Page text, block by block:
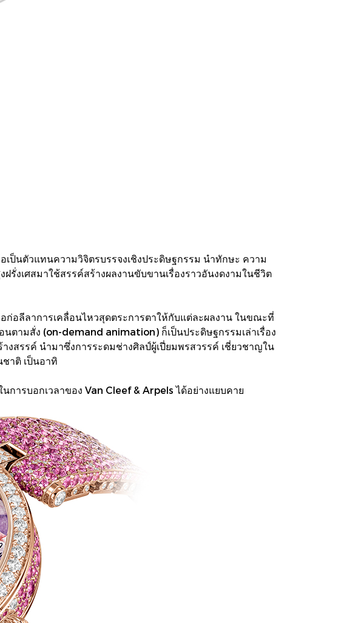
นตัวแทนความวิจิตรบรรจงเชิงประดิษฐกรรม นำทักษะ ความ
งเศสมาใช้สรรค์สร้างผลงานขับขานเรื่องราวอันงดงามในชีวิต
ก่อลีลาการเคลื่อนไหวสุดตระการตาให้กับแต่ละผลงาน ในขณะที่
ามสั่ง (on-demand animation) ก็เป็นประดิษฐกรรมเล่าเรื่อง
สรรค์ นำมาซึ่งการระดมช่างศิลป์ผู้เปี่ยมพรสวรรค์ เชี่ยวชาญใน
ชาติ เป็นอาทิ
การบอกเวลาของ Van Cleef & Arpels ได้อย่างแยบคาย